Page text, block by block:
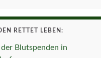
RETTET LEBEN: